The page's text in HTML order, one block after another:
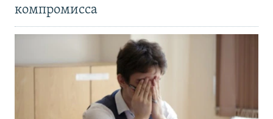
компромисса